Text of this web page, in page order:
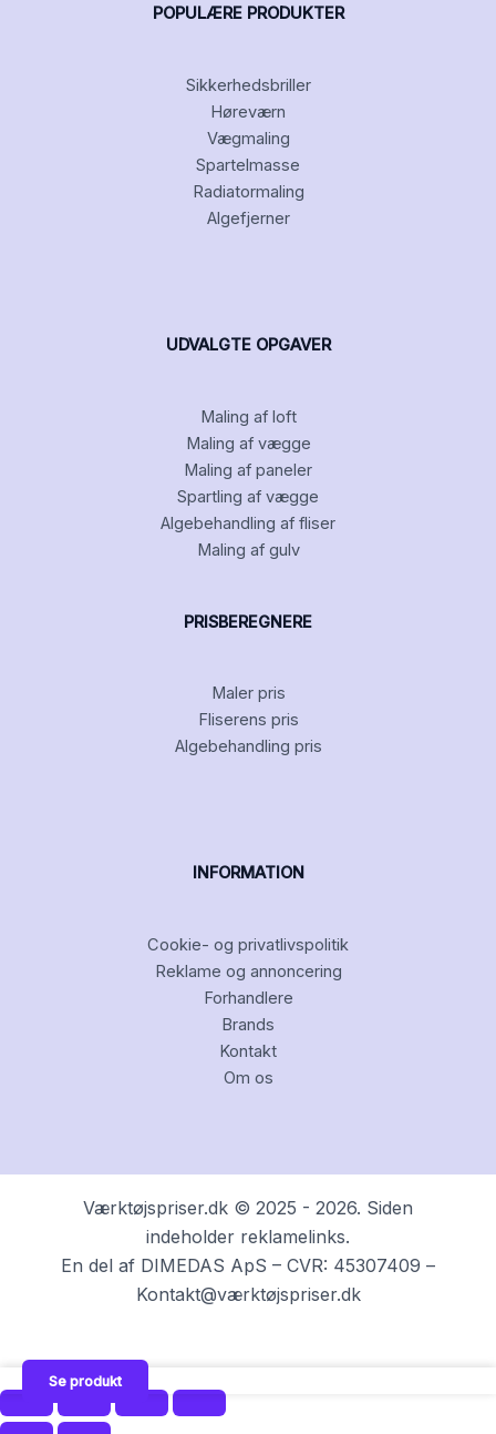
POPULÆRE PRODUKTER
Sikkerhedsbriller
Høreværn
Vægmaling
Spartelmasse
Radiatormaling
Algefjerner
UDVALGTE OPGAVER
Maling af loft
Maling af vægge
Maling af paneler
Spartling af vægge
Algebehandling af fliser
Maling af gulv
PRISBEREGNERE
Maler pris
Fliserens pris
Algebehandling pris
INFORMATION
Cookie- og privatlivspolitik
Reklame og annoncering
Forhandlere
Brands
Kontakt
Om os
Værktøjspriser.dk © 2025 - 2026. Siden
indeholder reklamelinks.
En del af DIMEDAS ApS – CVR: 45307409 –
Kontakt@værktøjspriser.dk
Se produkt